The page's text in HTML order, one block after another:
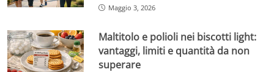
Maggio 3, 2026
Maltitolo e polioli nei biscotti light:
vantaggi, limiti e quantità da non
superare